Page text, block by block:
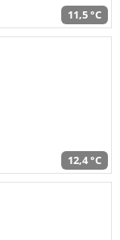
11,5 °C
12,4 °C